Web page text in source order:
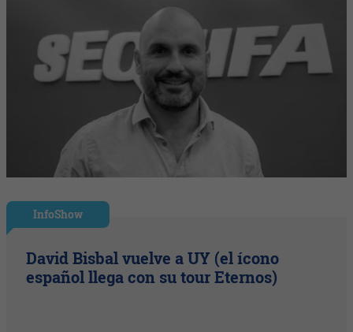
InfoShow
David Bisbal vuelve a UY (el ícono
español llega con su tour Eternos)